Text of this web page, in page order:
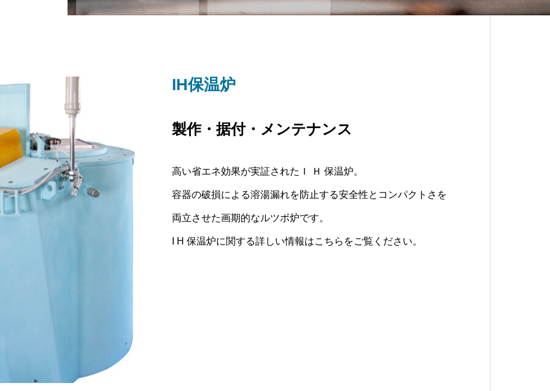
IH保温炉
製作・据付・メンテナンス
高い省エネ効果が実証されたＩ Ｈ 保温炉。
容器の破損による溶湯漏れを防止する安全性とコンパクトさを
両立させた画期的なルツボ炉です。
I H 保温炉に関する詳しい情報はこちらをご覧ください。
浸漬バーナー
製作・据付・メンテナンス
常識を覆す！ほぼ100%酸化物の発生を抑えた新設計！
スラグラインのノロ付着なし！！
浸漬バーナーに関する詳しい情報はこちらをご覧ください。
リフレクター保温蓋
製作・据付・メンテナンス
特殊クロスとセラミックファイバーを積層した超軽量な保温蓋
です。
保温炉の開口部へ使用することに依り放散エネルギーを減少さ
せ、“燃費の大幅削減” が可能となります。